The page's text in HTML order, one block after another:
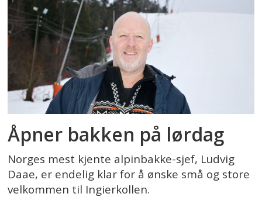
Åpner bakken på lørdag
Norges mest kjente alpinbakke-sjef, Ludvig
Daae, er endelig klar for å ønske små og store
velkommen til Ingierkollen.